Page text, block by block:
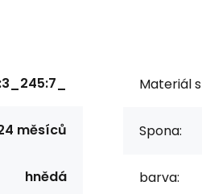
měsíců
hnědá
Materiál
Spona:
barva: